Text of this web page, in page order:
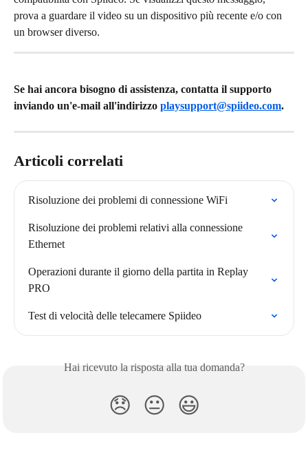
prova a guardare il video su un dispositivo più recente e/o con
un browser diverso.
Se hai ancora bisogno di assistenza, contatta il supporto
inviando un'e-mail all'indirizzo playsupport@spiideo.com.
Articoli correlati
Risoluzione dei problemi di connessione WiFi
Risoluzione dei problemi relativi alla connessione
Ethernet
Operazioni durante il giorno della partita in Replay
PRO
Test di velocità delle telecamere Spiideo
Hai ricevuto la risposta alla tua domanda?
😞 😐 😃